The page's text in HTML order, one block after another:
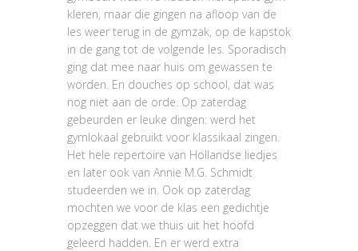
kleren, maar die gingen na afloop van de
les weer terug in de gymzak, op de kapstok
in de gang tot de volgende les. Sporadisch
ging dat mee naar huis om gewassen te
worden. En douches op school, dat was
nog niet aan de orde. Op zaterdag
gebeurden er leuke dingen: werd het
gymlokaal gebruikt voor klassikaal zingen.
Het hele repertoire van Hollandse liedjes
en later ook van Annie M.G. Schmidt
studeerden we in. Ook op zaterdag
mochten we voor de klas een gedichtje
opzeggen dat we thuis uit het hoofd
geleerd hadden. En er werd extra